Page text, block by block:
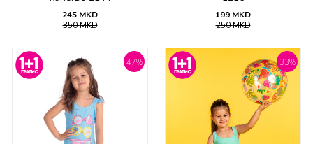
245 MKD
350MKD
199 MKD
250MKD
47% 33%